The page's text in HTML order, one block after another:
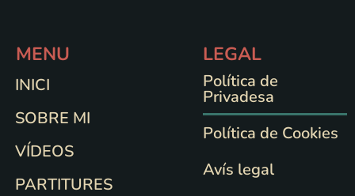
MENU
INICI
SOBRE MI
VÍDEOS
PARTITURES
LEGAL
Política de
Privadesa
Política de Cookies
Avís legal